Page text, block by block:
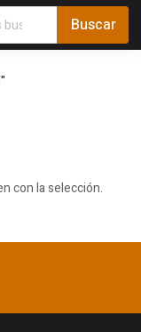
con la selección.